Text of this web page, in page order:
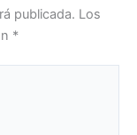
publicada. Los
*